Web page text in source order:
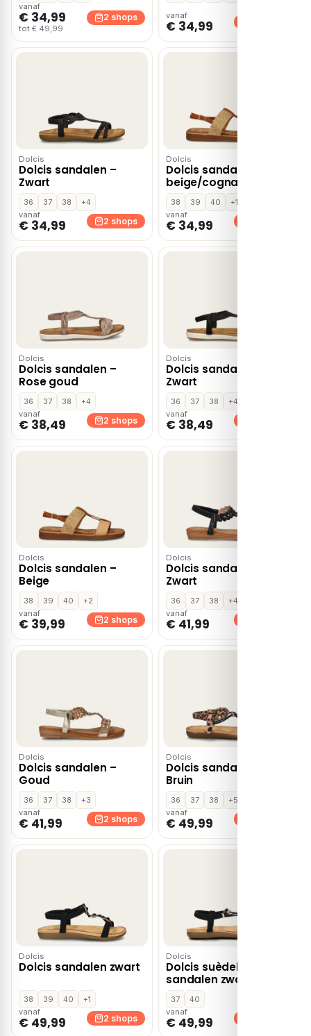
vanaf
€ 34,99
tot € 49,99
2 shops vanaf
€ 34,99
Dolcis
Dolcis sandalen –
Zwart
36 37 38
+4
vanaf
€ 34,99 2 shops
Dolcis
Dolcis sandalen
beige/cognac
38 39 40
+1
vanaf
€ 34,99
Dolcis
Dolcis sandalen –
Rose goud
36 37 38
+4
vanaf
€ 38,49 2 shops
Dolcis
Dolcis sandalen –
Zwart
36 37 38
+4
vanaf
€ 38,49
Dolcis
Dolcis sandalen –
Beige
38 39 40
+2
vanaf
€ 39,99 2 shops
Dolcis
Dolcis sandalen –
Zwart
36 37 38
+4
vanaf
€ 41,99
Dolcis
Dolcis sandalen –
Goud
36 37 38
+3
vanaf
€ 41,99 2 shops
Dolcis
Dolcis sandalen –
Bruin
36 37 38
+5
vanaf
€ 49,99
Dolcis
Dolcis sandalen zwart
38 39 40
+1
vanaf
€ 49,99 2 shops
Dolcis
Dolcis suèdelook
sandalen zwart
37
40
vanaf
€ 49,99